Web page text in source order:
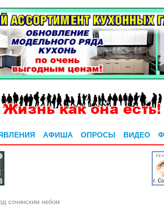
АФИША ОПРОСЫ ВИДЕО
сочинским небом